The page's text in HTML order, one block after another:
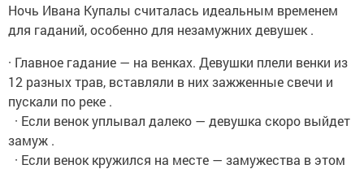
Ночь Ивана Купалы считалась идеальным временем
для гаданий, особенно для незамужних девушек .
· Главное гадание — на венках. Девушки плели венки из
12 разных трав, вставляли в них зажженные свечи и
пускали по реке .
· Если венок уплывал далеко — девушка скоро выйдет
замуж .
· Если венок кружился на месте — замужества в этом